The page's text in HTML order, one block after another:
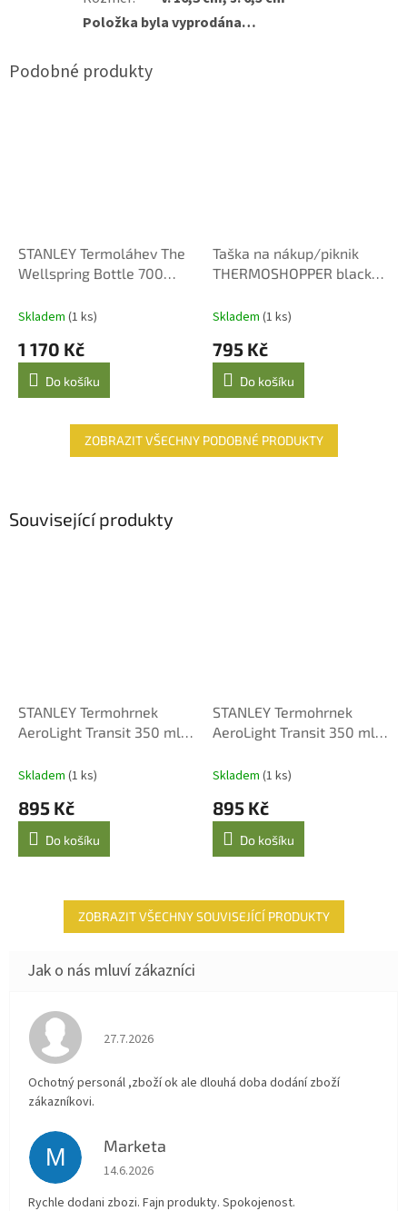
Položka byla vyprodána…
STANLEY Termoláhev The
Wellspring Bottle 700
Skladem (1 ks)
1 170 Kč
Do košíku
Taška na nákup/piknik
THERMOSHOPPER black
Skladem (1 ks)
795 Kč
Do košíku
ZOBRAZIT VŠECHNY PODOBNÉ PRODUKTY
Související produkty
STANLEY Termohrnek
AeroLight Transit 350 ml
Skladem (1 ks)
895 Kč
Do košíku
STANLEY Termohrnek
AeroLight Transit 350 ml
Skladem (1 ks)
895 Kč
Do košíku
ZOBRAZIT VŠECHNY SOUVISEJÍCÍ PRODUKTY
Hodnocení obchodu je 4 z 5 hvězdiček.
27.7.2026
Ochotný personál ,zboží ok ale dlouhá doba dodání zboží
zákazníkovi.
M Marketa
Hodnocení obchodu je 5 z 5 hvězdiček.
14.6.2026
Rychle dodani zbozi. Fajn produkty. Spokojenost.